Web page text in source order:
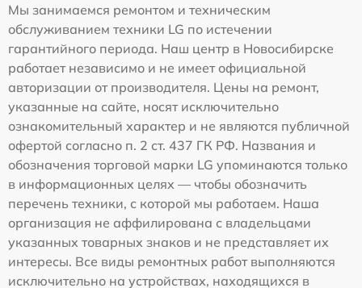
Мы занимаемся ремонтом и техническим
обслуживанием техники LG по истечении
гарантийного периода. Наш центр в Новосибирске
работает независимо и не имеет официальной
авторизации от производителя. Цены на ремонт,
указанные на сайте, носят исключительно
ознакомительный характер и не являются публичной
офертой согласно п. 2 ст. 437 ГК РФ. Названия и
обозначения торговой марки LG упоминаются только
в информационных целях — чтобы обозначить
перечень техники, с которой мы работаем. Наша
организация не аффилирована с владельцами
указанных товарных знаков и не представляет их
интересы. Все виды ремонтных работ выполняются
исключительно на устройствах, находящихся в